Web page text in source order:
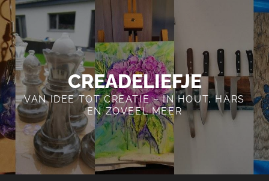
Skip
to
content
CREADELIEFJE
VAN IDEE TOT CREATIE – IN HOUT, HARS
EN ZOVEEL MEER